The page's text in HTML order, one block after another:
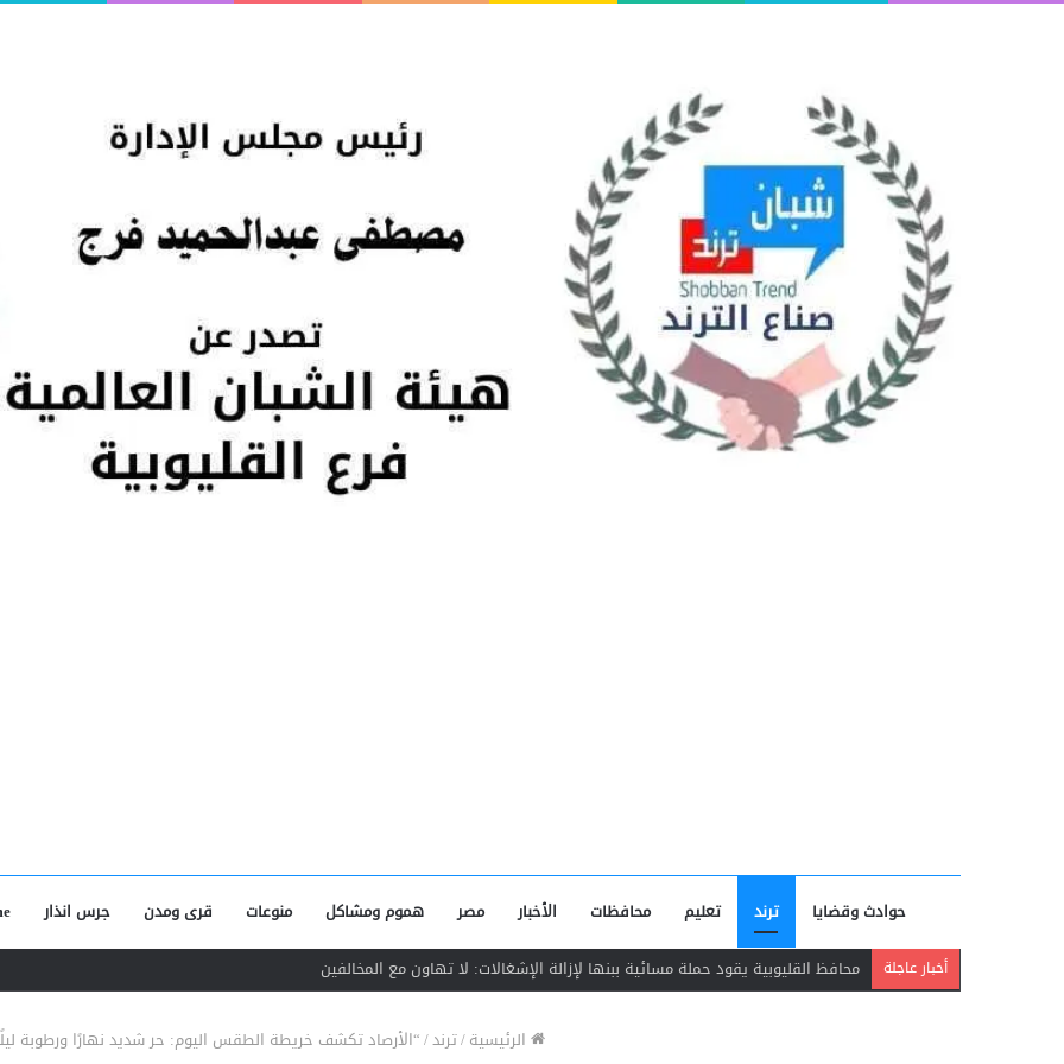
حوادث وقضايا ترند تعليم محافظات الأخبار مصر هموم ومشاكل منوعات قرى ومدن جرس انذار
أخبار عاجلة وفاة فني صيانة وإصابة زميله في حادث سقوط مصعد بمنطقة الفلل ببنها
الرئيسية/ترند/“الأرصاد تكشف خريطة الطقس اليوم: حر شديد نهارًا ورطوبة